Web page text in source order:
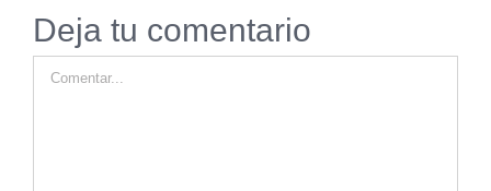
Deja tu comentario